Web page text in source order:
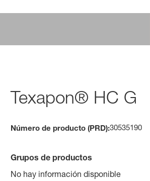
Texapon® HC G
Número de producto (PRD):30535190
Grupos de productos
No hay información disponible